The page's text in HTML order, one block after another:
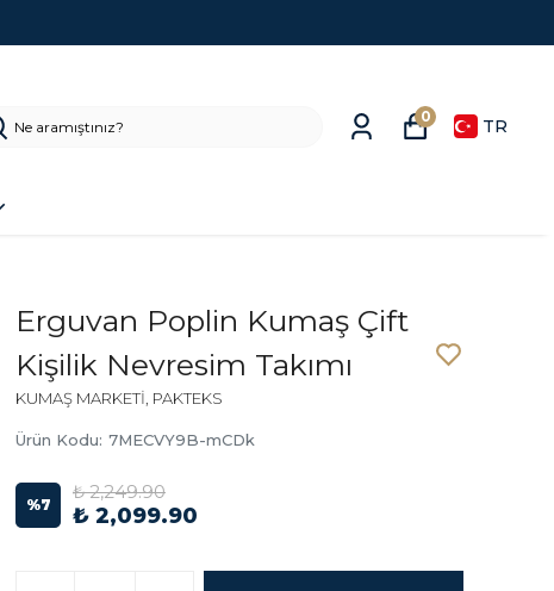
0 TR
Erguvan Poplin Kumaş Çift
Kişilik Nevresim Takımı
KUMAŞ MARKETİ, PAKTEKS
Ürün Kodu: 7MECVY9B-mCDk
%7
₺ 2,249.90
₺ 2,099.90